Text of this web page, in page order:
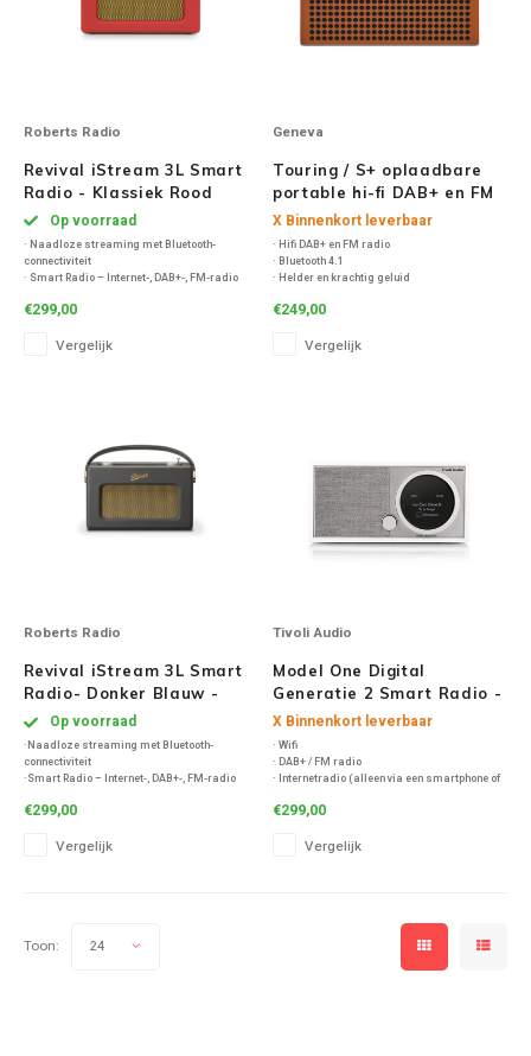
Roberts Radio
Revival iStream 3L Smart
Radio - Klassiek Rood
Op voorraad
· Naadloze streaming met Bluetooth-
connectiviteit
· Smart Radio – Internet-, DAB+-, FM-radio
·Akoestisch afgestemde houten behuizing
€299,00
Vergelijk
Geneva
Touring / S+ oplaadbare
portable hi-fi DAB+ en FM
radio met Bluetooth
Cognac
X Binnenkort leverbaar
· Hifi DAB+ en FM radio
· Bluetooth 4.1
· Helder en krachtig geluid
· Dynamische bas langs de achterkant van
· Strak uiterlijk, mooi afgewerkt
€249,00
Vergelijk
Roberts Radio
Revival iStream 3L Smart
Radio- Donker Blauw -
CopyOp voorraad
·Naadloze streaming met Bluetooth-
connectiviteit
·Smart Radio – Internet-, DAB+-, FM-radio
·Akoestisch afgestemde houten behuizing
€299,00
Vergelijk
Tivoli Audio
Model One Digital
Generatie 2 Smart Radio -
Wit
X Binnenkort leverbaar
· Wifi
· DAB+ / FM radio
· Internetradio (alleen via een smartphone of
· Spotify Connect
· Aux-ingang
€299,00
Vergelijk
Toon: 24